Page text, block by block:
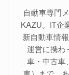
自動車専門
KAZU。IT企
新自動車情
運営に携わ
車・中古車